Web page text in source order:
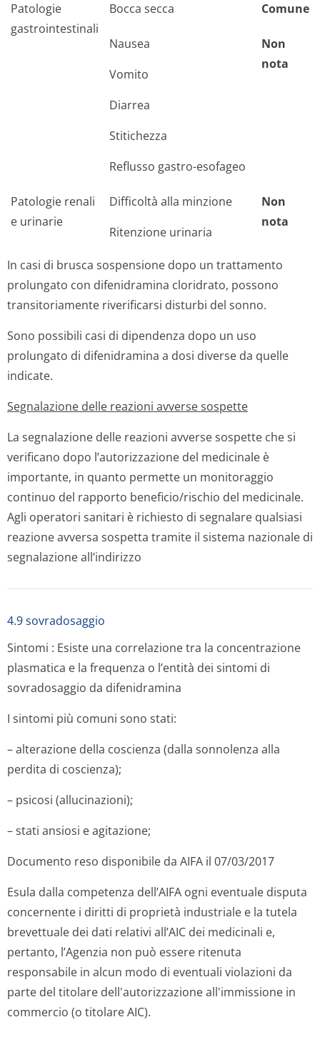
Patologie
gastrointestinali
Bocca secca Comune
Nausea
Vomito
Diarrea
Stitichezza
Reflusso gastro-esofageo
Non
nota
Patologie renali
e urinarie
Difficoltà alla minzione
Ritenzione urinaria
Non
nota
In casi di brusca sospensione dopo un trattamento
prolungato con difenidramina cloridrato, possono
transitoriamente riverificarsi disturbi del sonno.
Sono possibili casi di dipendenza dopo un uso
prolungato di difenidramina a dosi diverse da quelle
indicate.
Segnalazione delle reazioni avverse sospette
La segnalazione delle reazioni avverse sospette che si
verificano dopo l’autorizzazione del medicinale è
importante, in quanto permette un monitoraggio
continuo del rapporto beneficio/rischio del medicinale.
Agli operatori sanitari è richiesto di segnalare qualsiasi
reazione avversa sospetta tramite il sistema nazionale di
segnalazione all’indirizzo
4.9 sovradosaggio
Sintomi : Esiste una correlazione tra la concentrazione
plasmatica e la frequenza o l’entità dei sintomi di
sovradosaggio da difenidramina
I sintomi più comuni sono stati:
– alterazione della coscienza (dalla sonnolenza alla
perdita di coscienza);
– psicosi (allucinazioni);
– stati ansiosi e agitazione;
Documento reso disponibile da AIFA il 07/03/2017
Esula dalla competenza dell’AIFA ogni eventuale disputa
concernente i diritti di proprietà industriale e la tutela
brevettuale dei dati relativi all’AIC dei medicinali e,
pertanto, l’Agenzia non può essere ritenuta
responsabile in alcun modo di eventuali violazioni da
parte del titolare dell'autorizzazione all'immissione in
commercio (o titolare AIC).